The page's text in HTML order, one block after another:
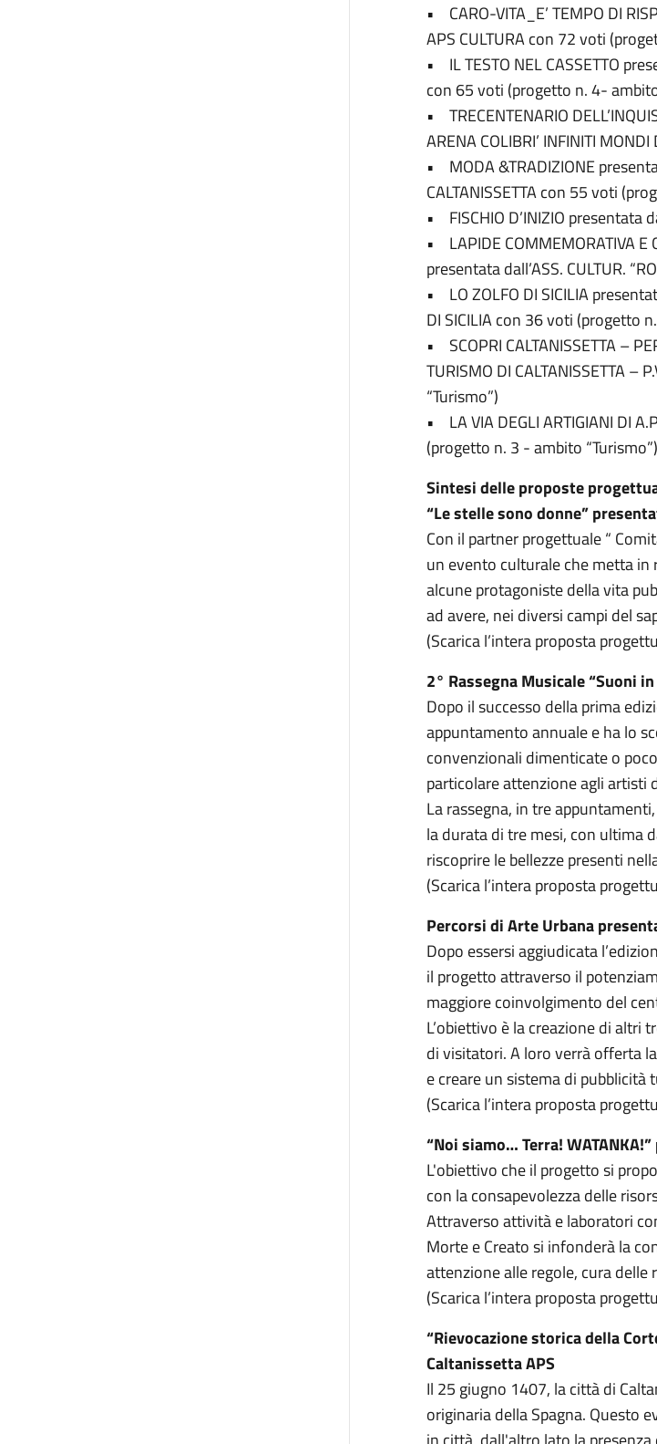
• CARO-VITA_E’ TEMPO DI
APS CULTURA con 72 voti
• IL TESTO NEL CASSETTO
con 65 voti (progetto n. 4-
• TRECENTENARIO
ARENA COLIBRI’ INFINITI
• MODA &TRADIZIONE
CALTANISSETTA con 55 voti
• FISCHIO D’INIZIO presentata
• LAPIDE COMMEMORATIVA E
presentata dall’ASS. CULTUR.
• LO ZOLFO DI SICILIA
DI SICILIA con 36 voti (progetto
• SCOPRI CALTANISSETTA –
TURISMO DI CALTANISSETTA
“Turismo”)
• LA VIA DEGLI ARTIGIANI DI
(progetto n. 3 - ambito “Turismo”)
Sintesi delle proposte
“Le stelle sono donne”
Con il partner progettuale “
un evento culturale che metta in
alcune protagoniste della vita
ad avere, nei diversi campi del
(Scarica l’intera proposta
2° Rassegna Musicale “Suoni
Dopo il successo della prima
appuntamento annuale e ha lo
convenzionali dimenticate o
particolare attenzione agli artisti
La rassegna, in tre
la durata di tre mesi, con ultima
riscoprire le bellezze presenti
(Scarica l’intera proposta
Percorsi di Arte Urbana
Dopo essersi aggiudicata
il progetto attraverso il
maggiore coinvolgimento del
L’obiettivo è la creazione di altri
di visitatori. A loro verrà offerta
e creare un sistema di pubblicità
(Scarica l’intera proposta
“Noi siamo… Terra!
L'obiettivo che il progetto si
con la consapevolezza delle
Attraverso attività e laboratori
Morte e Creato si infonderà la
attenzione alle regole, cura
(Scarica l’intera proposta
“Rievocazione storica della
Caltanissetta APS
Il 25 giugno 1407, la città di
originaria della Spagna. Questo